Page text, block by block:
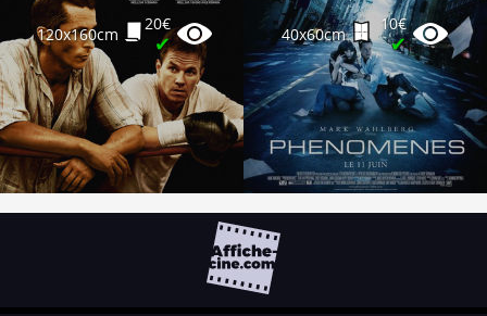
120x160cm
20€
✔ 40x60cm
10€
✔